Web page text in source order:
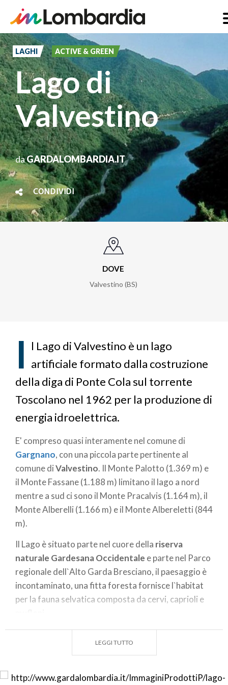
Salta
al
contenuto
principale
LAGHI ACTIVE & GREEN
Lago di
Valvestino
daGARDALOMBARDIA.IT
CONDIVIDI
DOVE
Valvestino (BS)
I l Lago di Valvestino è un lago
artificiale formato dalla costruzione
della diga di Ponte Cola sul torrente
Toscolano nel 1962 per la produzione di
energia idroelettrica.
E' compreso quasi interamente nel comune di
Gargnano, con una piccola parte pertinente al
comune diValvestino. Il Monte Palotto (1.369 m) e
il Monte Fassane (1.188 m) limitano il lago a nord
mentre a sud ci sono il Monte Pracalvis (1.164 m), il
Monte Alberelli (1.166 m) e il Monte Albereletti (844
m).
Il Lago è situato parte nel cuore della riserva
naturale Gardesana Occidentale e parte nel Parco
regionale dell`Alto Garda Bresciano, il paesaggio è
incontaminato, una fitta foresta fornisce l`habitat
per la fauna selvatica composta da cervi, caprioli e
barca, vi è la presenza di alcune grotte e fino agli
presente era sfruttato dai carbonai della Val
LEGGI TUTTO